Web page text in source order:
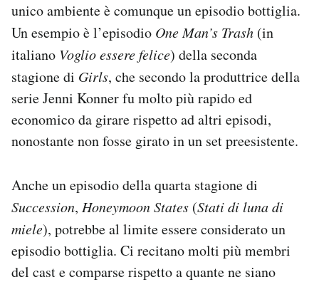
unico ambiente è comunque un episodio bottiglia.
Un esempio è l’episodio One Man’s Trash (in
italiano Voglio essere felice) della seconda
stagione di Girls, che secondo la produttrice della
serie Jenni Konner fu molto più rapido ed
economico da girare rispetto ad altri episodi,
nonostante non fosse girato in un set preesistente.
Anche un episodio della quarta stagione di
Succession, Honeymoon States (Stati di luna di
miele), potrebbe al limite essere considerato un
episodio bottiglia. Ci recitano molti più membri
del cast e comparse rispetto a quante ne siano